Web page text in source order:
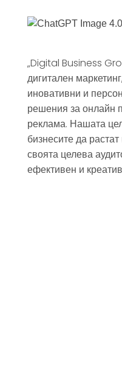
„Digital Business
дигитален
иновативни и
решения за онлайн
реклама. Нашата
бизнесите да
своята целева
ефективен и